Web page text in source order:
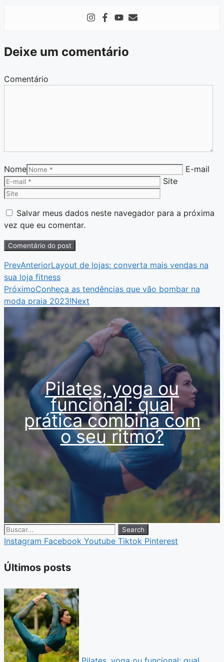
Deixe um comentário
Comentário
Nome
E-mail
Site
Salvar meus dados neste navegador para a próxima
vez que eu comentar.
PrevAnteriorLayout de lojas: converta mais vendas na
sua loja fitness
PróximoConheça as tendências que vão bombar na
moda praia 2023!Next
Pilates, yoga ou
funcional: qual
prática combina com
o seu ritmo?
Search
Instagram Facebook Youtube Tiktok Pinterest
Últimos posts